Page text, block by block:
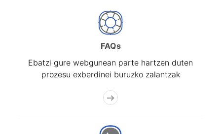
FAQs
Ebatzi gure webgunean parte hartzen duten
prozesu exberdinei buruzko zalantzak